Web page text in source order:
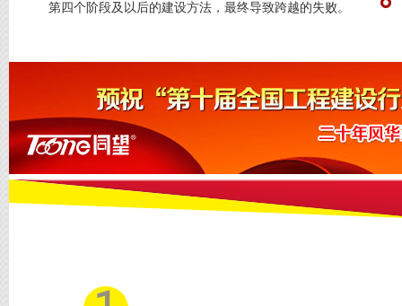
第四个阶段及以后的建设方法，最终导致跨越的失败。